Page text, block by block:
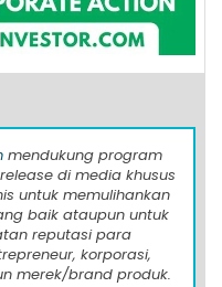
mendukung program
di media khusus
untuk memulihankan
baik ataupun untuk
reputasi para
korporasi,
merek/brand produk.